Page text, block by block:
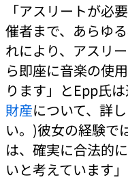
「アスリートが必
催者まで、あらゆ
れにより、アスリ
ら即座に音楽の使
ります」とEpp氏
財産について、詳
い。)彼女の経験で
は、確実に合法的
いと考えています」